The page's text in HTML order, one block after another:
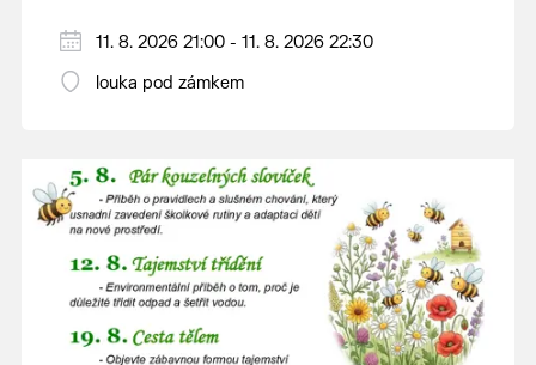
V případě nepřízně počasí se promítání ruší.
Kino otevřeno hodinu před promítáním,
11. 8. 2026 21:00 - 11. 8. 2026 22:30
louka pod zámkem